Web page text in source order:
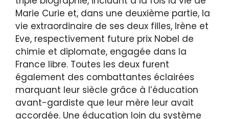
Marie Curie et, dans une deuxième partie, la
vie extraordinaire de ses deux filles, Irène et
Eve, respectivement future prix Nobel de
chimie et diplomate, engagée dans la
France libre. Toutes les deux furent
également des combattantes éclairées
marquant leur siècle grâce à l’éducation
avant-gardiste que leur mère leur avait
accordée. Une éducation loin du système